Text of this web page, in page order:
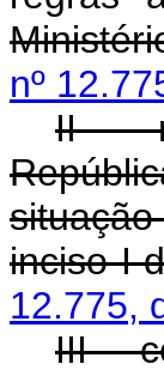
nº
II -
inciso I
12.775,
III -